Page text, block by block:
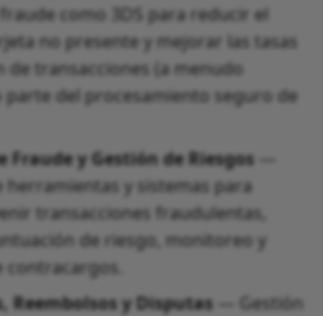
como 3DS para reducir el
no presente y mejorar las tasas
de transacciones (a menudo
parte del procesamiento seguro de
Fraude y Gestión de Riesgos
herramientas y sistemas para
transacciones fraudulentas,
de riesgo, monitoreo y
Reembolsos y Disputas — Gestión